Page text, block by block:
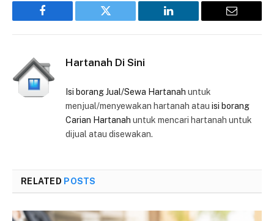
Facebook Twitter LinkedIn Email
Hartanah Di Sini
Isi borang Jual/Sewa Hartanah untuk
menjual/menyewakan hartanah atau isi borang
Carian Hartanah untuk mencari hartanah untuk
dijual atau disewakan.
RELATED POSTS